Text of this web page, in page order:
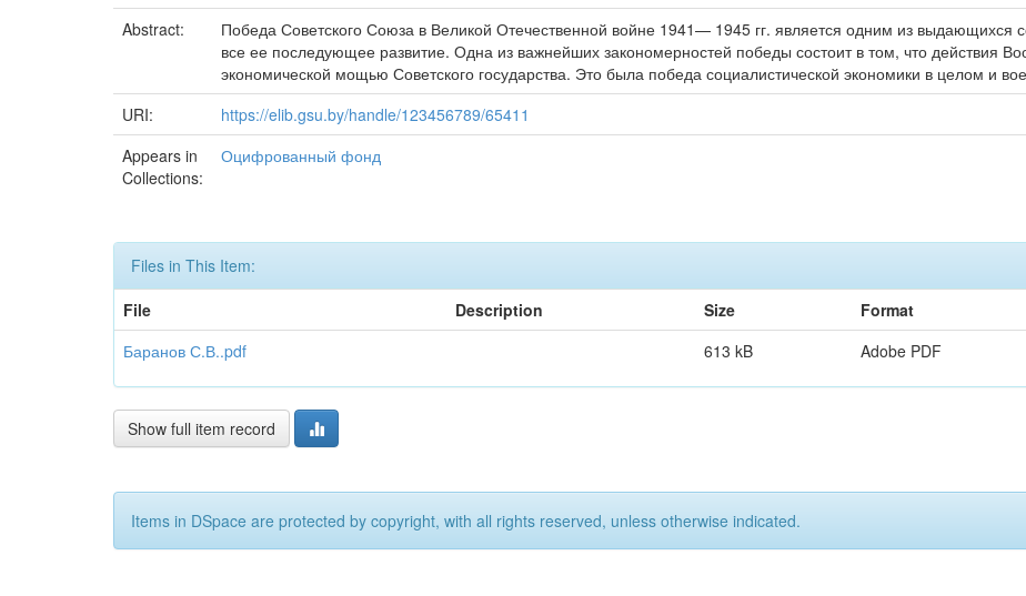
Abstract:
Победа Советского Союза в Великой Отечественной войне 1941— 1945 гг. является одним из
все ее последующее развитие. Одна из важнейших закономерностей победы состоит в том, что действия
экономической мощью Советского государства. Это была победа социалистической экономики в целом и
URI:
https://elib.gsu.by/handle/123456789/65411
Appears in
Collections:
Оцифрованный фонд
Files in This Item:
File
Description Size
Format
Баранов С.В..pdf
613 kB Adobe PDF
Show full item record
Items in DSpace are protected by copyright, with all rights reserved, unless otherwise indicated.